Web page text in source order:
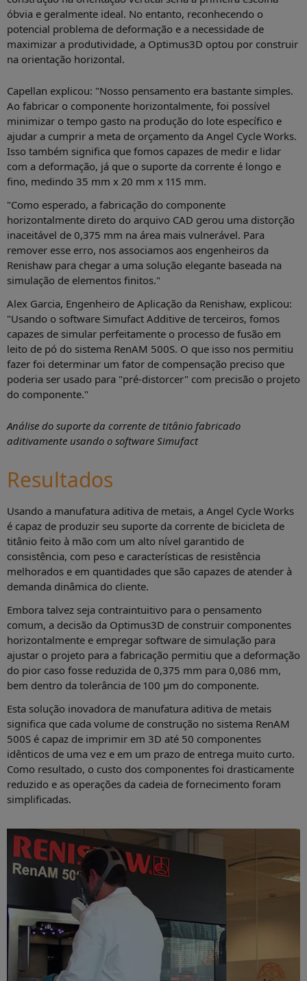
óbvia e geralmente ideal. No entanto, reconhecendo o
potencial problema de deformação e a necessidade de
maximizar a produtividade, a Optimus3D optou por construir
na orientação horizontal.
Capellan explicou: "Nosso pensamento era bastante simples.
Ao fabricar o componente horizontalmente, foi possível
minimizar o tempo gasto na produção do lote específico e
ajudar a cumprir a meta de orçamento da Angel Cycle Works.
Isso também significa que fomos capazes de medir e lidar
com a deformação, já que o suporte da corrente é longo e
fino, medindo 35 mm x 20 mm x 115 mm.
"Como esperado, a fabricação do componente
horizontalmente direto do arquivo CAD gerou uma distorção
inaceitável de 0,375 mm na área mais vulnerável. Para
remover esse erro, nos associamos aos engenheiros da
Renishaw para chegar a uma solução elegante baseada na
simulação de elementos finitos."
Alex Garcia, Engenheiro de Aplicação da Renishaw, explicou:
"Usando o software Simufact Additive de terceiros, fomos
capazes de simular perfeitamente o processo de fusão em
leito de pó do sistema RenAM 500S. O que isso nos permitiu
fazer foi determinar um fator de compensação preciso que
poderia ser usado para "pré-distorcer" com precisão o projeto
do componente."
Análise do suporte da corrente de titânio fabricado
aditivamente usando o software Simufact
Resultados
Usando a manufatura aditiva de metais, a Angel Cycle Works
é capaz de produzir seu suporte da corrente de bicicleta de
titânio feito à mão com um alto nível garantido de
consistência, com peso e características de resistência
melhorados e em quantidades que são capazes de atender à
demanda dinâmica do cliente.
Embora talvez seja contraintuitivo para o pensamento
comum, a decisão da Optimus3D de construir componentes
horizontalmente e empregar software de simulação para
ajustar o projeto para a fabricação permitiu que a deformação
do pior caso fosse reduzida de 0,375 mm para 0,086 mm,
bem dentro da tolerância de 100 µm do componente.
Esta solução inovadora de manufatura aditiva de metais
significa que cada volume de construção no sistema RenAM
500S é capaz de imprimir em 3D até 50 componentes
idênticos de uma vez e em um prazo de entrega muito curto.
Como resultado, o custo dos componentes foi drasticamente
reduzido e as operações da cadeia de fornecimento foram
simplificadas.